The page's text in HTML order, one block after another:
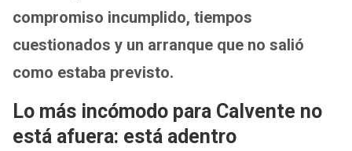
compromiso incumplido, tiempos
cuestionados y un arranque que no salió
como estaba previsto.
Lo más incómodo para Calvente no
está afuera: está adentro